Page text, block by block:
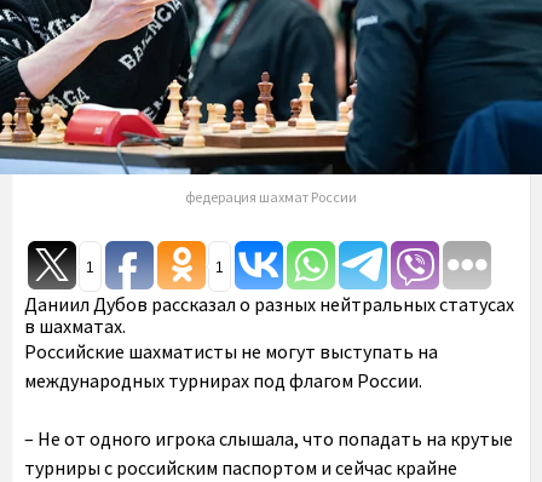
федерация шахмат России
1 1
Даниил Дубов рассказал о разных нейтральных статусах
в шахматах.
Российские шахматисты не могут выступать на
международных турнирах под флагом России.
– Не от одного игрока слышала, что попадать на крутые
турниры с российским паспортом и сейчас крайне